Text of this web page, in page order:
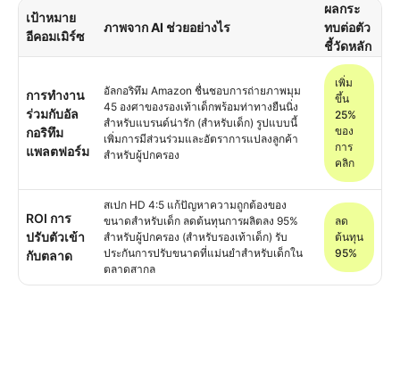
เป้าหมาย
อีคอมเมิร์ซ
ภาพจาก AI ช่วยอย่างไร
ผลกระ
ทบต่อตัว
ชี้วัดหลัก
การทำงาน
ร่วมกับอัล
กอริทึม
แพลตฟอร์ม
อัลกอริทึม Amazon ชื่นชอบการถ่ายภาพมุม
45 องศาของรองเท้าเด็กพร้อมท่าทางยืนนิ่ง
สำหรับแบรนด์น่ารัก (สำหรับเด็ก) รูปแบบนี้
เพิ่มการมีส่วนร่วมและอัตราการแปลงลูกค้า
สำหรับผู้ปกครอง
เพิ่ม
ขึ้น
25%
ของ
การ
คลิก
ROI การ
ปรับตัวเข้า
กับตลาด
สเปก HD 4:5 แก้ปัญหาความถูกต้องของ
ขนาดสำหรับเด็ก ลดต้นทุนการผลิตลง 95%
สำหรับผู้ปกครอง (สำหรับรองเท้าเด็ก) รับ
ประกันการปรับขนาดที่แม่นยำสำหรับเด็กใน
ตลาดสากล
ลด
ต้นทุน
95%